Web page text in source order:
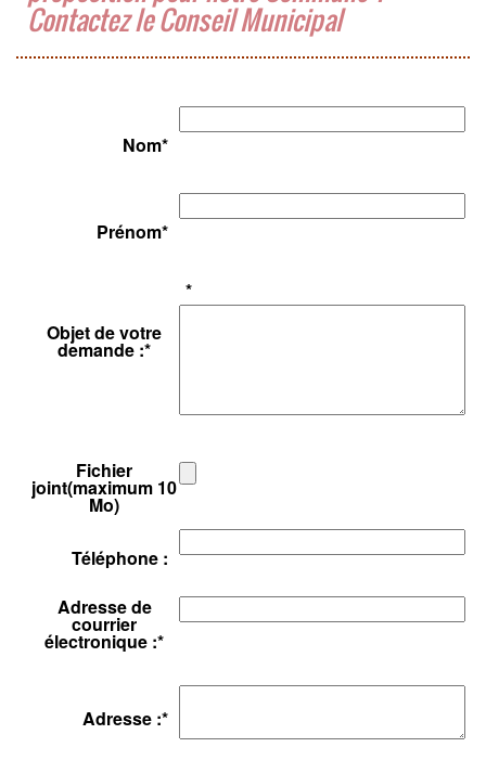
Contactez le Conseil Municipal
Nom*
Prénom*
Objet de votre
demande :*
*
Fichier
joint(maximum 10
Mo)
Téléphone :
Adresse de
courrier
électronique :*
Adresse :*